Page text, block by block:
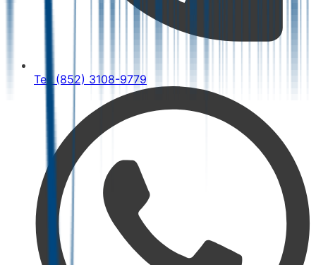
Tel: (852) 3108-9779